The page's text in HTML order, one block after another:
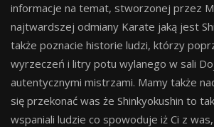
informacje na temat, stworzonej przez
najtwardszej odmiany Karate jaką jest
także poznacie historie ludzi, którzy
wyrzeczeń i litry potu wylanego w sali
autentycznymi mistrzami. Mamy także
się przekonać was że Shinkyokushin to
wspaniali ludzie co spowoduje iż Ci z